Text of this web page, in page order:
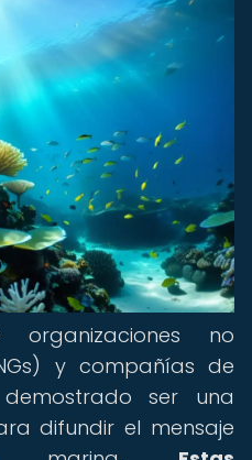
no
y compañías de
ser una
difundir el mensaje